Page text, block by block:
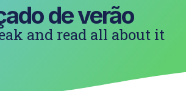
de verão
and read all about it